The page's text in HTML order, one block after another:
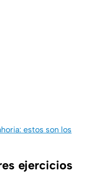
estos son los
ejercicios